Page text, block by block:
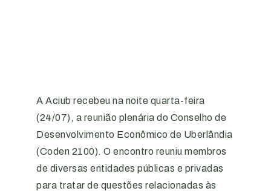
A Aciub recebeu na noite quarta-feira
(24/07), a reunião plenária do Conselho de
Desenvolvimento Econômico de Uberlândia
(Coden 2100). O encontro reuniu membros
de diversas entidades públicas e privadas
para tratar de questões relacionadas às